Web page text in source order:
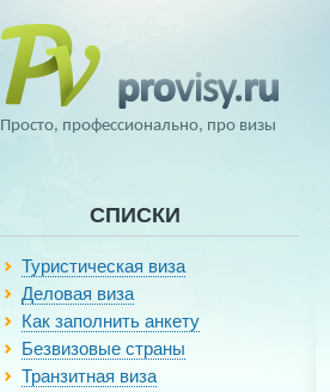
Просто, профессионально, про визы
СПИСКИ
Туристическая виза
Деловая виза
Как заполнить анкету
Безвизовые страны
Транзитная виза